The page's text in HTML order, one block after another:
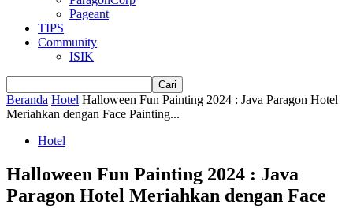
Pageant
TIPS
Community
ISIK
Beranda Hotel Halloween Fun Painting 2024 : Java Paragon Hotel
Meriahkan dengan Face Painting...
Hotel
Halloween Fun Painting 2024 : Java
Paragon Hotel Meriahkan dengan Face